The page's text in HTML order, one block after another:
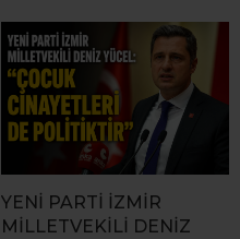
YENİ PARTİ İZMİR
MİLLETVEKİLİ DENİZ